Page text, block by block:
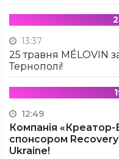
13:37
25 травня MÉLOVIN
Тернополі!
12:49
Компанія
спонсором
Ukraine!